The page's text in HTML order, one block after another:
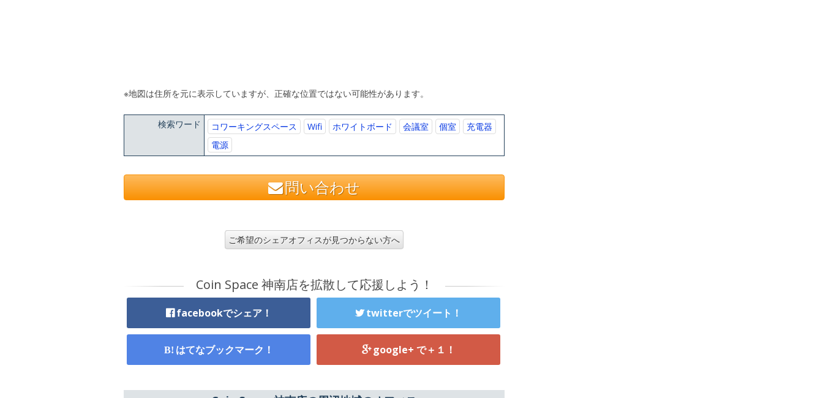
※地図は住所を元に表示していますが、正確な位置ではない可能性があります。
検索ワード コワーキングスペース Wifi ホワイトボード 会議室 個室
充電器
電源
問い合わせ
ご希望のシェアオフィスが見つからない方へ
Coin Space 神南店を拡散して応援しよう！
facebookでシェア！ twitterでツイート！
はてなブックマーク！ google+ で＋１！